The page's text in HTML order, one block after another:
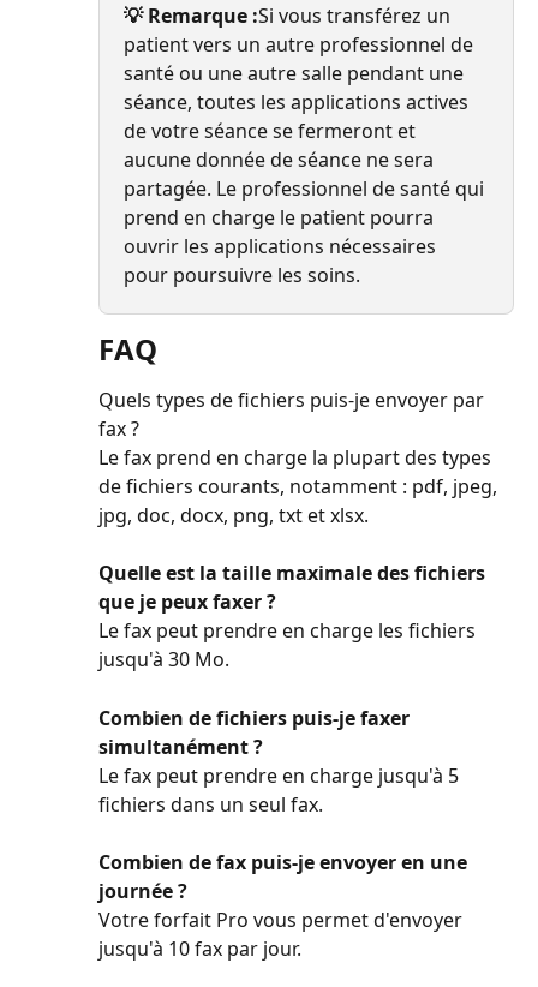
💡 Remarque :Si vous transférez un
patient vers un autre professionnel de
santé ou une autre salle pendant une
séance, toutes les applications actives
de votre séance se fermeront et
aucune donnée de séance ne sera
partagée. Le professionnel de santé qui
prend en charge le patient pourra
ouvrir les applications nécessaires
pour poursuivre les soins.
FAQ
Quels types de fichiers puis-je envoyer par
fax ?
Le fax prend en charge la plupart des types
de fichiers courants, notamment : pdf, jpeg,
jpg, doc, docx, png, txt et xlsx.
Quelle est la taille maximale des fichiers
que je peux faxer ?
Le fax peut prendre en charge les fichiers
jusqu'à 30 Mo.
Combien de fichiers puis-je faxer
simultanément ?
Le fax peut prendre en charge jusqu'à 5
fichiers dans un seul fax.
Combien de fax puis-je envoyer en une
journée ?
Votre forfait Pro vous permet d'envoyer
jusqu'à 10 fax par jour.